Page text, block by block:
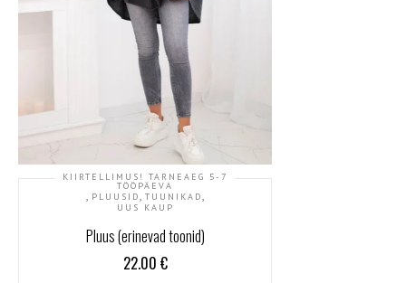
KIIRTELLIMUS! TARNEAEG 5-7
TÖÖPÄEVA
, PLUUSID, TUUNIKAD,
UUS KAUP
Pluus (erinevad toonid)
22.00 €